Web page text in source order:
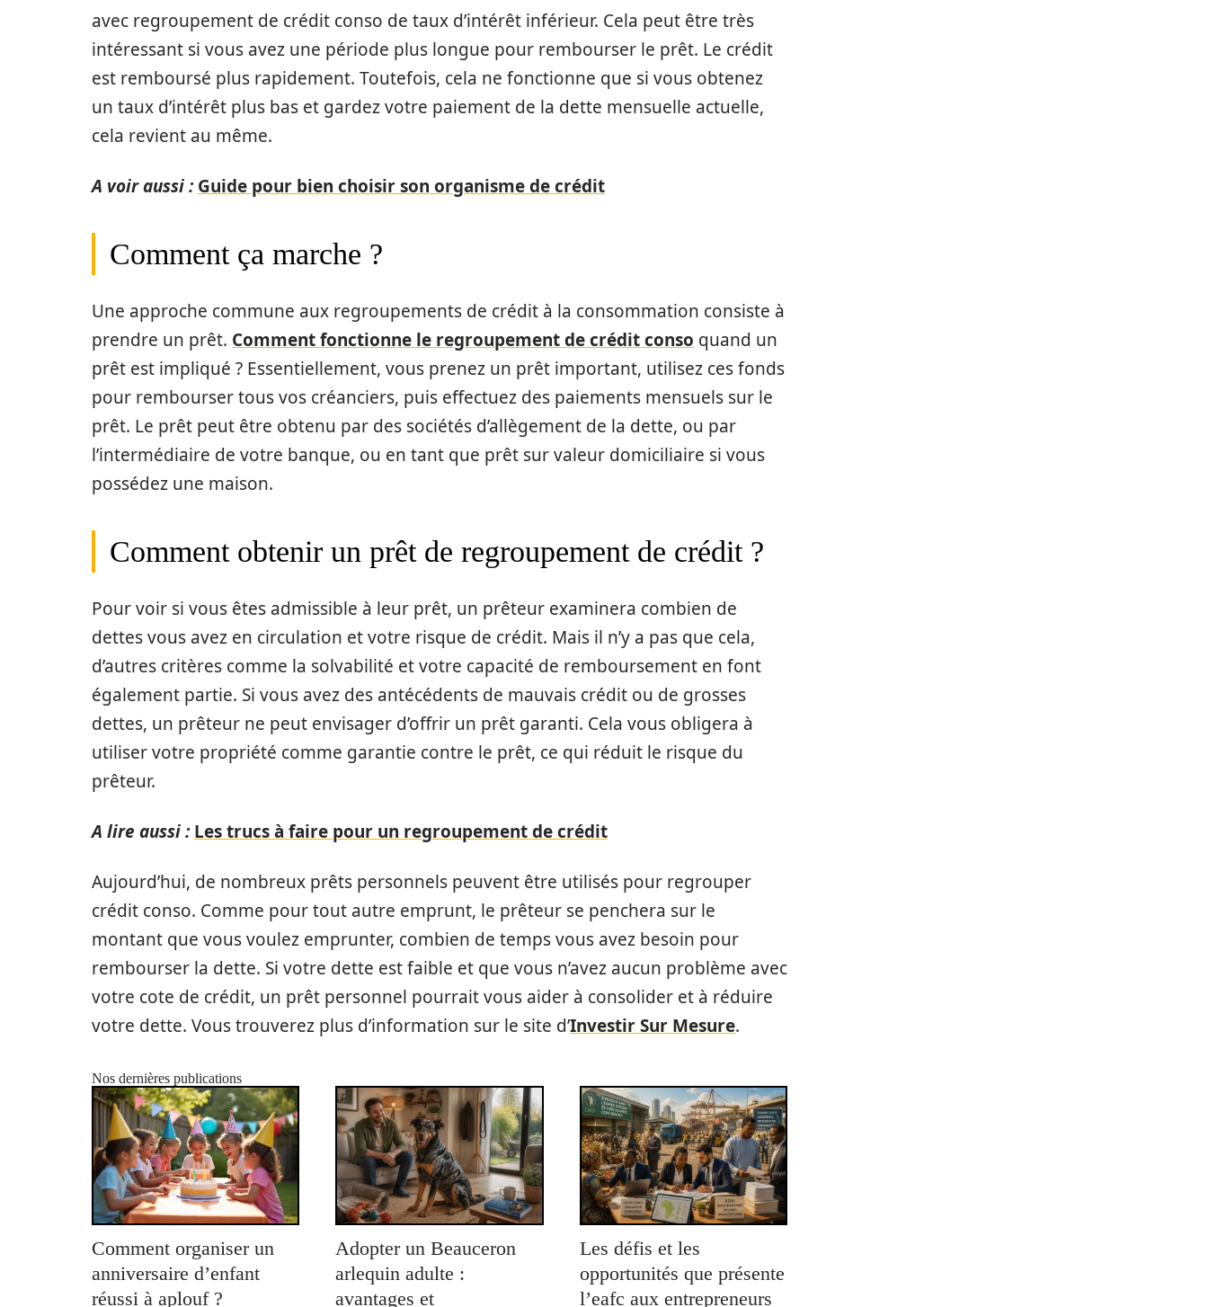
avec regroupement de crédit conso de taux d’intérêt inférieur. Cela peut être très
intéressant si vous avez une période plus longue pour rembourser le prêt. Le crédit
est remboursé plus rapidement. Toutefois, cela ne fonctionne que si vous obtenez
un taux d’intérêt plus bas et gardez votre paiement de la dette mensuelle actuelle,
cela revient au même.
A voir aussi : Guide pour bien choisir son organisme de crédit
Comment ça marche ?
Une approche commune aux regroupements de crédit à la consommation consiste à
prendre un prêt. Comment fonctionne le regroupement de crédit conso quand un
prêt est impliqué ? Essentiellement, vous prenez un prêt important, utilisez ces fonds
pour rembourser tous vos créanciers, puis effectuez des paiements mensuels sur le
prêt. Le prêt peut être obtenu par des sociétés d’allègement de la dette, ou par
l’intermédiaire de votre banque, ou en tant que prêt sur valeur domiciliaire si vous
possédez une maison.
Comment obtenir un prêt de regroupement de crédit ?
Pour voir si vous êtes admissible à leur prêt, un prêteur examinera combien de
dettes vous avez en circulation et votre risque de crédit. Mais il n’y a pas que cela,
d’autres critères comme la solvabilité et votre capacité de remboursement en font
également partie. Si vous avez des antécédents de mauvais crédit ou de grosses
dettes, un prêteur ne peut envisager d’offrir un prêt garanti. Cela vous obligera à
utiliser votre propriété comme garantie contre le prêt, ce qui réduit le risque du
prêteur.
A lire aussi : Les trucs à faire pour un regroupement de crédit
Aujourd’hui, de nombreux prêts personnels peuvent être utilisés pour regrouper
crédit conso. Comme pour tout autre emprunt, le prêteur se penchera sur le
montant que vous voulez emprunter, combien de temps vous avez besoin pour
rembourser la dette. Si votre dette est faible et que vous n’avez aucun problème avec
votre cote de crédit, un prêt personnel pourrait vous aider à consolider et à réduire
votre dette. Vous trouverez plus d’information sur le site d’Investir Sur Mesure.
Nos dernières publications
Comment organiser un
anniversaire d’enfant
réussi à aplouf ?
Adopter un Beauceron
arlequin adulte :
avantages et
Les défis et les
opportunités que présente
l’eafc aux entrepreneurs